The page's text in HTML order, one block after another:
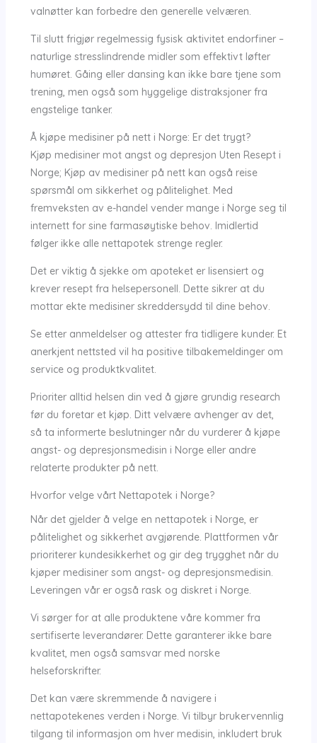
valnøtter kan forbedre den generelle velværen.
Til slutt frigjør regelmessig fysisk aktivitet endorfiner –
naturlige stresslindrende midler som effektivt løfter
humøret. Gåing eller dansing kan ikke bare tjene som
trening, men også som hyggelige distraksjoner fra
engstelige tanker.
Å kjøpe medisiner på nett i Norge: Er det trygt?
Kjøp medisiner mot angst og depresjon Uten Resept i
Norge; Kjøp av medisiner på nett kan også reise
spørsmål om sikkerhet og pålitelighet. Med
fremveksten av e-handel vender mange i Norge seg til
internett for sine farmasøytiske behov. Imidlertid
følger ikke alle nettapotek strenge regler.
Det er viktig å sjekke om apoteket er lisensiert og
krever resept fra helsepersonell. Dette sikrer at du
mottar ekte medisiner skreddersydd til dine behov.
Se etter anmeldelser og attester fra tidligere kunder. Et
anerkjent nettsted vil ha positive tilbakemeldinger om
service og produktkvalitet.
Prioriter alltid helsen din ved å gjøre grundig research
før du foretar et kjøp. Ditt velvære avhenger av det,
så ta informerte beslutninger når du vurderer å kjøpe
angst- og depresjonsmedisin i Norge eller andre
relaterte produkter på nett.
Hvorfor velge vårt Nettapotek i Norge?
Når det gjelder å velge en nettapotek i Norge, er
pålitelighet og sikkerhet avgjørende. Plattformen vår
prioriterer kundesikkerhet og gir deg trygghet når du
kjøper medisiner som angst- og depresjonsmedisin.
Leveringen vår er også rask og diskret i Norge.
Vi sørger for at alle produktene våre kommer fra
sertifiserte leverandører. Dette garanterer ikke bare
kvalitet, men også samsvar med norske
helseforskrifter.
Det kan være skremmende å navigere i
nettapotekenes verden i Norge. Vi tilbyr brukervennlig
tilgang til informasjon om hver medisin, inkludert bruk